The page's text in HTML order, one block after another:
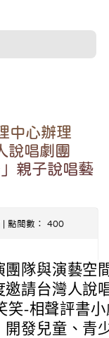
中心辦理
說唱劇團
親子說唱藝
點閱數： 400
團隊與演藝空
邀請台灣人說
笑-相聲評書
開發兒童、青